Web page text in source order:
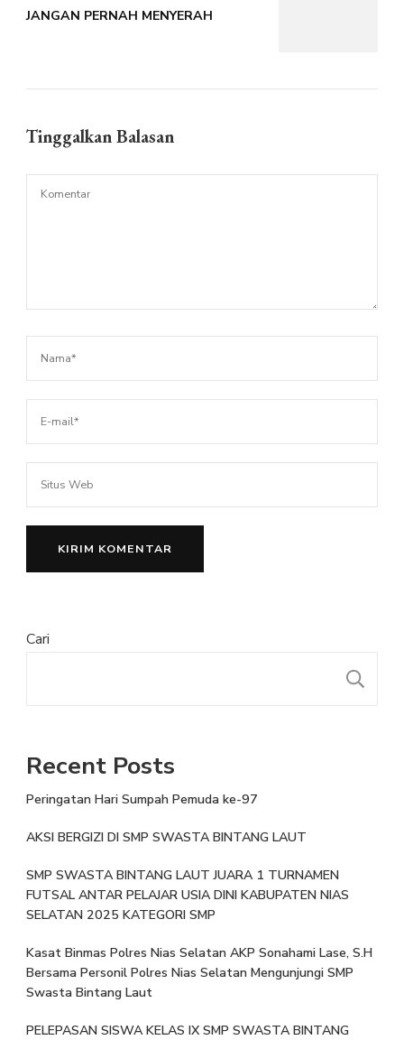
JANGAN PERNAH MENYERAH
Tinggalkan Balasan
Cari
Recent Posts
Peringatan Hari Sumpah Pemuda ke-97
AKSI BERGIZI DI SMP SWASTA BINTANG LAUT
SMP SWASTA BINTANG LAUT JUARA 1 TURNAMEN
FUTSAL ANTAR PELAJAR USIA DINI KABUPATEN NIAS
SELATAN 2025 KATEGORI SMP
Kasat Binmas Polres Nias Selatan AKP Sonahami Lase, S.H
Bersama Personil Polres Nias Selatan Mengunjungi SMP
Swasta Bintang Laut
PELEPASAN SISWA KELAS IX SMP SWASTA BINTANG